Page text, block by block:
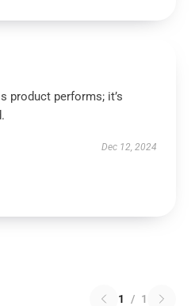
product performs; it’s
Dec 12, 2024
1 / 1